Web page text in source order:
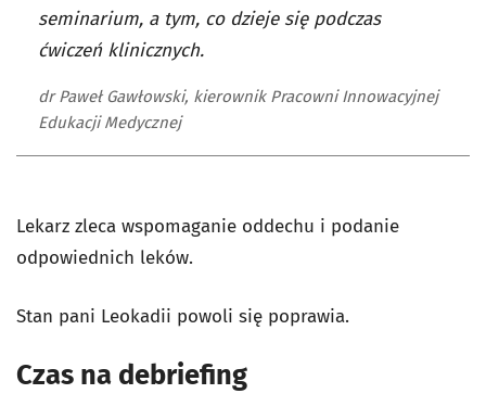
seminarium, a tym, co dzieje się podczas
ćwiczeń klinicznych.
dr Paweł Gawłowski, kierownik Pracowni Innowacyjnej
Edukacji Medycznej
Lekarz zleca wspomaganie oddechu i podanie
odpowiednich leków.
Stan pani Leokadii powoli się poprawia.
Czas na debriefing